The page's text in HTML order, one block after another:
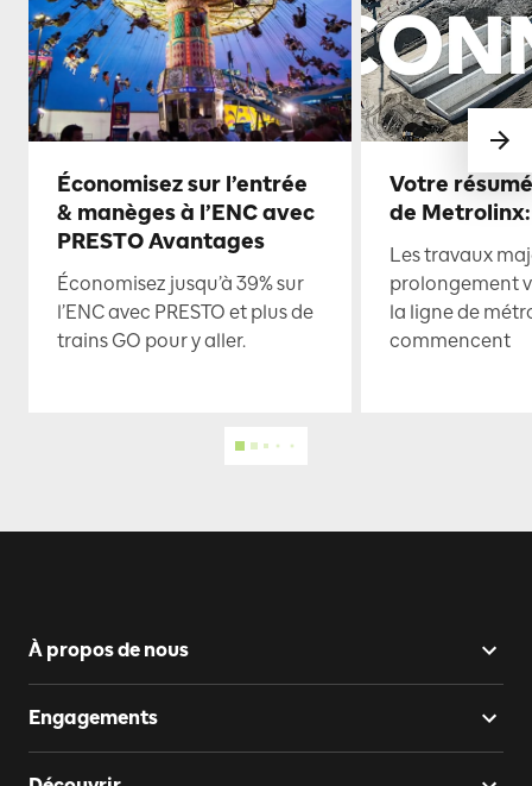
Économisez sur l’entrée
& manèges à l’ENC avec
PRESTO Avantages
Économisez jusqu’à 39% sur
l’ENC avec PRESTO et plus de
trains GO pour y aller.
Votre
de
Les travaux
prolongement
la ligne de
commencent
À propos de nous
Engagements